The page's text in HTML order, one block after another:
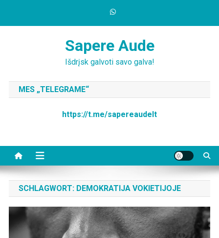
Sapere Aude
Išdrįsk galvoti savo galva!
MES „TELEGRAME“
https://t.me/sapereaudelt
SCHLAGWORT: DEMOKRATIJA VOKIETIJOJE